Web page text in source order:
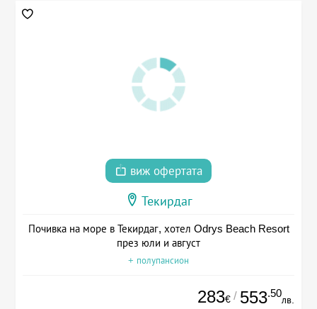
виж офертата
Текирдаг
Почивка на море в Текирдаг, хотел Odrys Beach Resort
през юли и август
+ полупансион
283€ / 553.50
лв.